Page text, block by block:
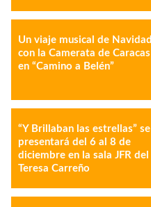
Un viaje musical de Navidad
con la Camerata de Caracas
en “Camino a Belén”
“Y Brillaban las estrellas” se
presentará del 6 al 8 de
diciembre en la sala JFR del
Teresa Carreño